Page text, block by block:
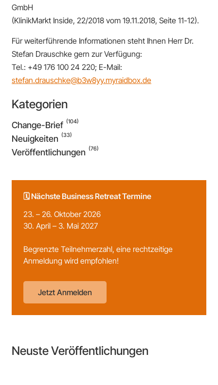
GmbH
(KlinikMarkt Inside, 22/2018 vom 19.11.2018, Seite 11-12).
Für weiterführende Informationen steht Ihnen Herr Dr.
Stefan Drauschke gern zur Verfügung:
Tel.: +49 176 100 24 220; E-Mail:
stefan.drauschke@b3w8yy.myraidbox.de
Kategorien
Change-Brief (104)
Neuigkeiten (33)
Veröffentlichungen (76)
🗓️ Nächste Business Retreat Termine
23. – 26. Oktober 2026
30. April – 3. Mai 2027
Begrenzte Teilnehmerzahl, eine rechtzeitige
Anmeldung wird empfohlen!
Jetzt Anmelden
Neuste Veröffentlichungen